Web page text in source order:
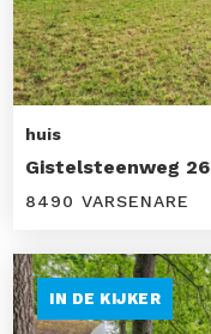
huis
Gistelsteenweg 26
8490 VARSENARE
IN DE KIJKER